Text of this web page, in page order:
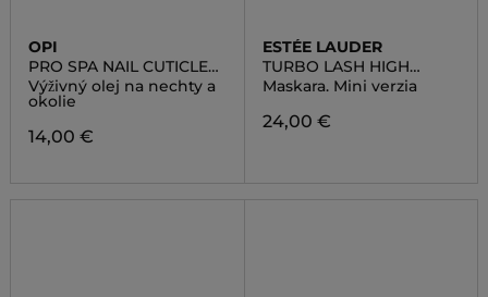
OPI
PRO SPA NAIL CUTICLE
OIL TO GO
Výživný olej na nechty a
okolie
14,00 €
ESTÉE LAUDER
TURBO LASH HIGH
POWERED
VOLUME+LENGTH
MASCARA MINI
Maskara. Mini verzia
24,00 €